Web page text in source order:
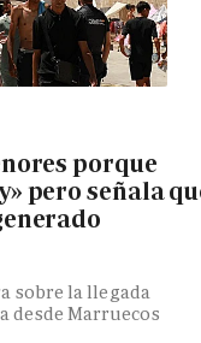
porque
pero señala
sobre la llegada
desde Marruecos